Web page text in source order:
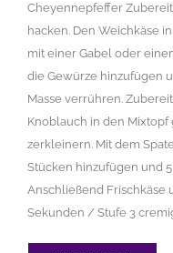
Cheyennepfeffer
hacken. Den Weichkäse
mit einer Gabel oder
die Gewürze hinzufügen
Masse verrühren.
Knoblauch in den
zerkleinern. Mit dem
Stücken hinzufügen und
Anschließend Frischkäse
Sekunden / Stufe 3